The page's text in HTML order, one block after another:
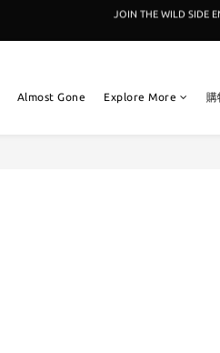
加入成為新冒險者,即
加入成為新冒險者,
Almost Gone Explore More 購